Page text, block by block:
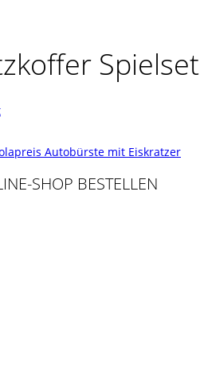
Spielset
Autobürste mit Eiskratzer
SHOP BESTELLEN